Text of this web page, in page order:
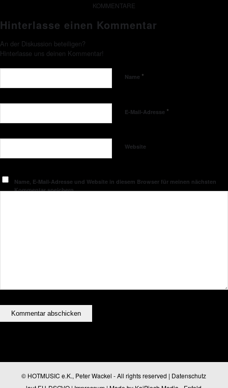
KOMMENTARE
Hinterlasse einen Kommentar
An der Diskussion beteiligen?
Hinterlasse uns deinen Kommentar!
Name *
E-Mail-Adresse *
Website
Name, E-Mail-Adresse und Website in diesem Browser für meinen nächsten
Kommentar speichern.
© HOTMUSIC e.K., Peter Wackel - All rights reserved | Datenschutz